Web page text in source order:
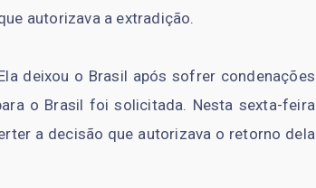
autorizava a extradição.
deixou o Brasil após sofrer condenações
o Brasil foi solicitada. Nesta sexta-feira
a decisão que autorizava o retorno dela